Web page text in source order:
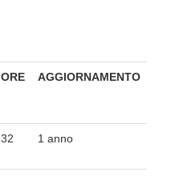
ORE AGGIORNAMENTO
32 1 anno